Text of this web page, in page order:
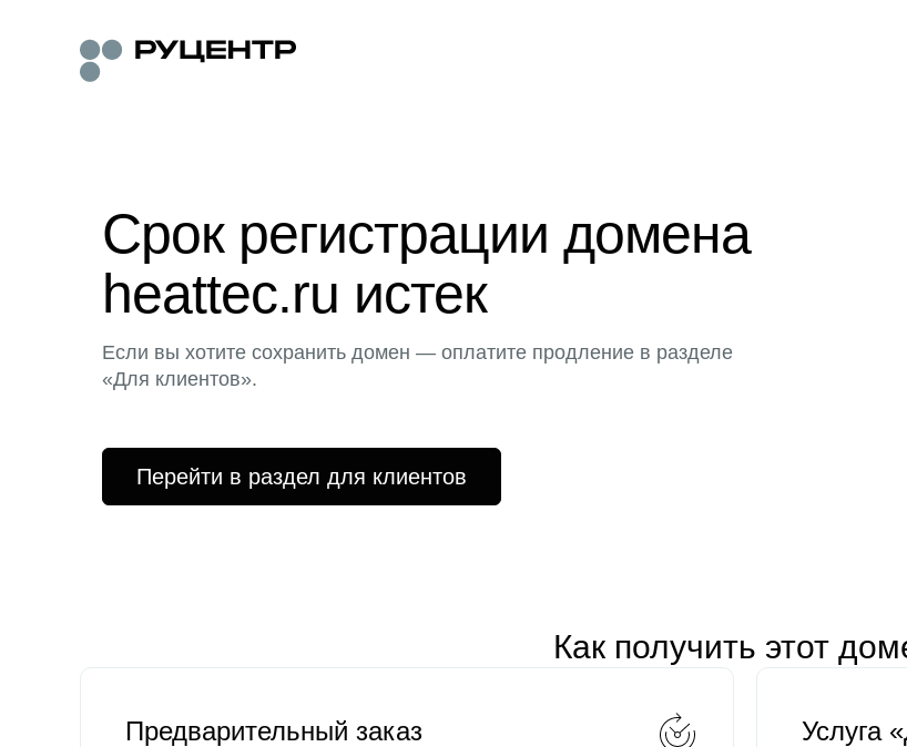
Срок регистрации домена
heattec.ru истек
Если вы хотите сохранить домен — оплатите продление в разделе
«Для клиентов».
Перейти в раздел для клиентов
Как получить этот
Предварительный заказ Услуга